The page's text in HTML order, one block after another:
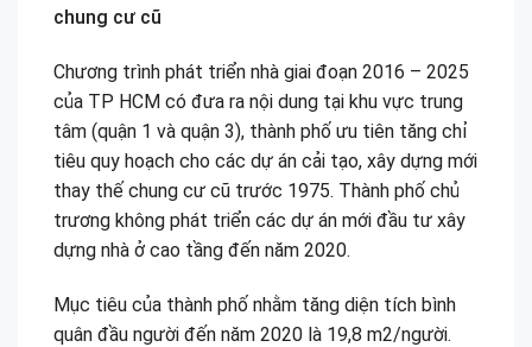
chung cư cũ
Chương trình phát triển nhà giai đoạn 2016 – 2025
của TP HCM có đưa ra nội dung tại khu vực trung
tâm (quận 1 và quận 3), thành phố ưu tiên tăng chỉ
tiêu quy hoạch cho các dự án cải tạo, xây dựng mới
thay thế chung cư cũ trước 1975. Thành phố chủ
trương không phát triển các dự án mới đầu tư xây
dựng nhà ở cao tầng đến năm 2020.
Mục tiêu của thành phố nhằm tăng diện tích bình
quân đầu người đến năm 2020 là 19,8 m2/người.